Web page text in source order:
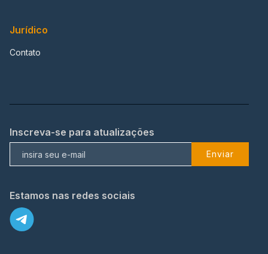
Jurídico
Contato
Inscreva-se para atualizações
Enviar
Estamos nas redes sociais